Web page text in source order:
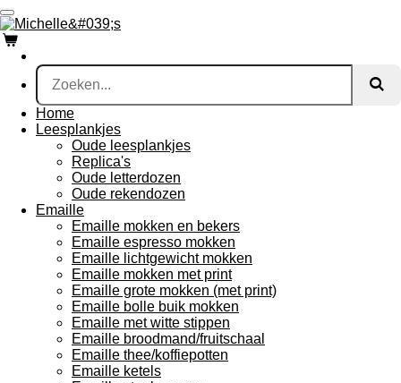
Ga
direct
naar
de
hoofdinhoud
Home
Leesplankjes
Oude leesplankjes
Replica's
Oude letterdozen
Oude rekendozen
Emaille
Emaille mokken en bekers
Emaille espresso mokken
Emaille lichtgewicht mokken
Emaille mokken met print
Emaille grote mokken (met print)
Emaille bolle buik mokken
Emaille met witte stippen
Emaille broodmand/fruitschaal
Emaille thee/koffiepotten
Emaille ketels